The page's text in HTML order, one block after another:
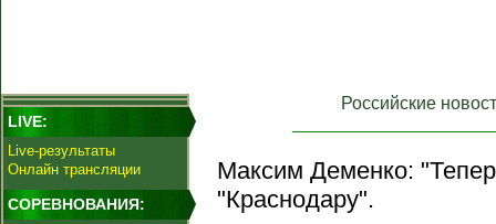
LIVE:
Live-результаты
Онлайн трансляции
СОРЕВНОВАНИЯ:
Российские
Максим Деменко:
"Краснодару".